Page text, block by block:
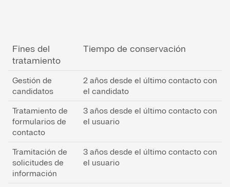
Fines del
tratamiento
Tiempo de conservación
Gestión de
candidatos
2 años desde el último contacto con
el candidato
Tratamiento de
formularios de
contacto
3 años desde el último contacto con
el usuario
Tramitación de
solicitudes de
información
3 años desde el último contacto con
el usuario